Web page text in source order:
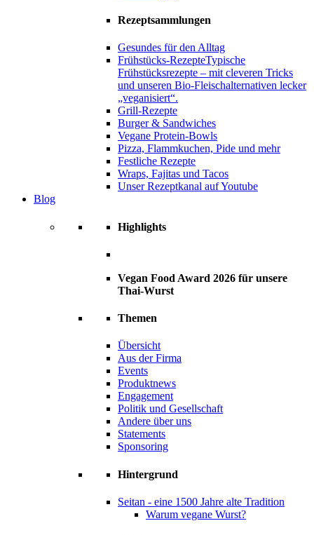
Rezeptsammlungen
Gesundes für den Alltag
Frühstücks-RezepteTypische
Frühstücksrezepte – mit cleveren Tricks
und unseren Bio-Fleischalternativen lecker
„veganisiert“.
Grill-Rezepte
Burger & Sandwiches
Vegane Protein-Bowls
Pizza, Flammkuchen, Pide und mehr
Festliche Rezepte
Wraps, Fajitas und Tacos
Unser Rezeptkanal auf Youtube
Blog
Highlights
Vegan Food Award 2026 für unsere
Thai-Wurst
Themen
Übersicht
Aus der Firma
Events
Produktnews
Engagement
Politik und Gesellschaft
Andere über uns
Statements
Sponsoring
Hintergrund
Seitan - eine 1500 Jahre alte Tradition
Warum vegane Wurst?